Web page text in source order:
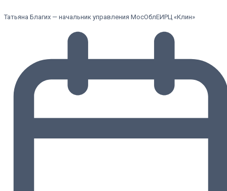
Татьяна Благих — начальник управления МосОблЕИРЦ «Клин»